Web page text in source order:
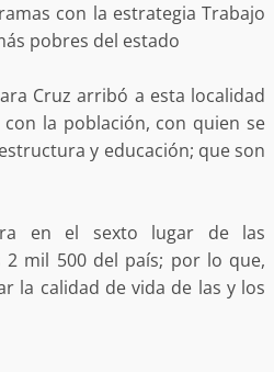
con la estrategia Trabajo
pobres del estado
Cruz arribó a esta localidad
la población, con quien se
y educación; que son
en el sexto lugar de las
mil 500 del país; por lo que,
la calidad de vida de las y los
de Santiago Xanica:
Jesús Romero